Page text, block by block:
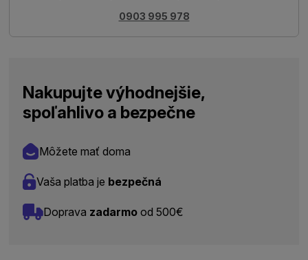
0903 995 978
Nakupujte výhodnejšie,
spoľahlivo a bezpečne
Môžete mať doma
Vaša platba je bezpečná
Doprava zadarmo od 500€